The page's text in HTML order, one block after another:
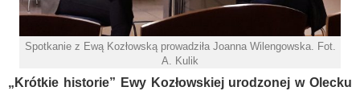
Spotkanie z Ewą Kozłowską prowadziła Joanna Wilengowska. Fot.
A. Kulik
„Krótkie historie” Ewy Kozłowskiej urodzonej w Olecku